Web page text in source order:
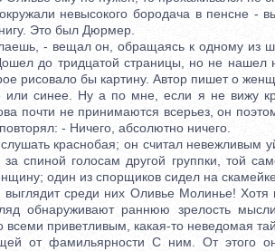
невысокого бородача в пенсне -
Это был Дюрмер.
- вещал он, обращаясь к одному из
до тридцатой страницы, но не нашел
рисовало бы картину. Автор пишет о
или синее. Ну а по мне, если я не вижу
почти не принимаются всерьез, он
- Ничего, абсолютно ничего.
краснобая; он считал невежливым
спиной голосам другой группки, той
один из спорщиков сидел на
среди них Оливье Молинье! Хотя
обнаруживают раннюю зрелость
всеми приветливым, какая-то неведомая
от фамильярности С ним. От этого